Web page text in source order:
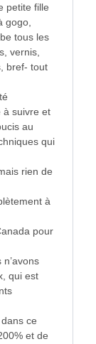
petite fille
gogo,
tous les
vernis,
bref- tout
à suivre et
au
qui
rien de
à
pour
qui est
ce
et de